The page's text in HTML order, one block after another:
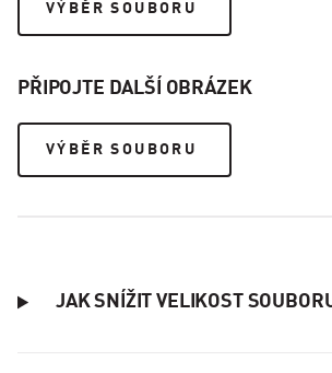
VÝBĚR SOUBORU
PŘIPOJTE DALŠÍ OBRÁZEK
VÝBĚR SOUBORU
JAK SNÍŽIT VELIKOST